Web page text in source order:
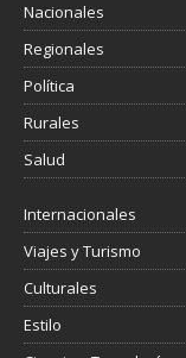
Nacionales
Regionales
Política
Rurales
Salud
Internacionales
Viajes y Turismo
Culturales
Estilo